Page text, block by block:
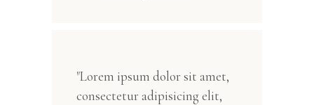
"Lorem ipsum dolor sit amet,
consectetur adipisicing elit,